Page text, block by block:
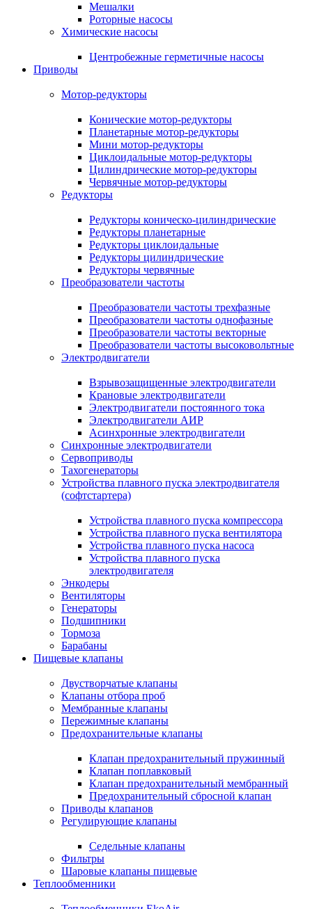
Мешалки
Роторные насосы
Химические насосы
Центробежные герметичные насосы
Приводы
Мотор-редукторы
Конические мотор-редукторы
Планетарные мотор-редукторы
Мини мотор-редукторы
Циклоидальные мотор-редукторы
Цилиндрические мотор-редукторы
Червячные мотор-редукторы
Редукторы
Редукторы коническо-цилиндрические
Редукторы планетарные
Редукторы циклоидальные
Редукторы цилиндрические
Редукторы червячные
Преобразователи частоты
Преобразователи частоты трехфазные
Преобразователи частоты однофазные
Преобразователи частоты векторные
Преобразователи частоты высоковольтные
Электродвигатели
Взрывозащищенные электродвигатели
Крановые электродвигатели
Электродвигатели постоянного тока
Электродвигатели АИР
Асинхронные электродвигатели
Синхронные электродвигатели
Сервоприводы
Тахогенераторы
Устройства плавного пуска электродвигателя
(софтстартера)
Устройства плавного пуска компрессора
Устройства плавного пуска вентилятора
Устройства плавного пуска насоса
Устройства плавного пуска
электродвигателя
Энкодеры
Вентиляторы
Генераторы
Подшипники
Тормоза
Барабаны
Пищевые клапаны
Двустворчатые клапаны
Клапаны отбора проб
Мембранные клапаны
Пережимные клапаны
Предохранительные клапаны
Клапан предохранительный пружинный
Клапан поплавковый
Клапан предохранительный мембранный
Предохранительный сбросной клапан
Приводы клапанов
Регулирующие клапаны
Седельные клапаны
Фильтры
Шаровые клапаны пищевые
Теплообменники